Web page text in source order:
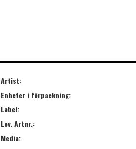
Artist:
Enheter i förpackning:
Label:
Lev. Artnr.:
Media: